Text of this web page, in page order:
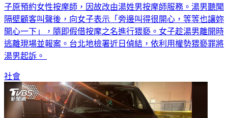
子原預約女性按摩師，因故改由湯姓男按摩師服務。湯男聽聞
隔壁顧客叫聲後，向女子表示「旁邊叫得很開心，等等也讓妳
開心一下」，隨即假借按摩之名進行猥褻。女子趁湯男離開時
逃離現場並報案。台北地檢署近日偵結，依利用權勢猥褻罪將
湯男起訴。
社會